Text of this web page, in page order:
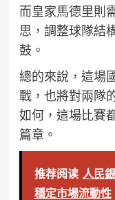
而皇家馬德里則
思，調整球隊結
鼓。
總的來說，這場
戰，也將對兩隊
如何，這場比賽
篇章。
推荐阅读 人民
穩定市場流動性